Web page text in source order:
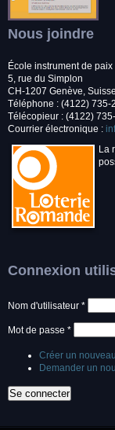
Nous joindre
École instrument de paix
5, rue du Simplon
CH-1207 Genève, Suisse
Téléphone : (4122) 735-
Télécopieur : (4122)
Courrier électronique :
La
Connexion
Nom d'utilisateur *
Mot de passe *
Créer un
Demander un